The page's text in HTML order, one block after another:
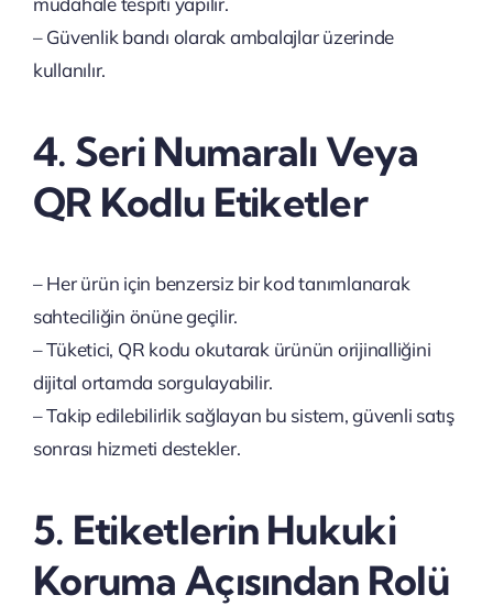
– Güvenlik bandı olarak ambalajlar üzerinde
kullanılır.
4. Seri Numaralı Veya
QR Kodlu Etiketler
– Her ürün için benzersiz bir kod tanımlanarak
sahteciliğin önüne geçilir.
– Tüketici, QR kodu okutarak ürünün orijinalliğini
dijital ortamda sorgulayabilir.
– Takip edilebilirlik sağlayan bu sistem, güvenli satış
sonrası hizmeti destekler.
5. Etiketlerin Hukuki
Koruma Açısından Rolü